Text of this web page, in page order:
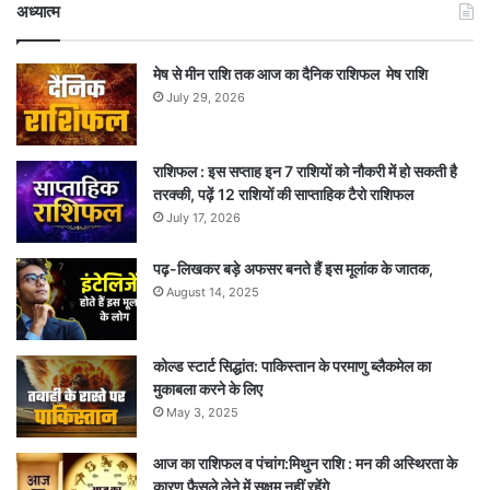
अध्यात्म
मेष से मीन राशि तक आज का दैनिक राशिफल मेष राशि
July 29, 2026
राशिफल : इस सप्ताह इन 7 राशियों को नौकरी में हो सकती है
तरक्की, पढ़ें 12 राशियों की साप्ताहिक टैरो राशिफल
July 17, 2026
पढ़-लिखकर बड़े अफसर बनते हैं इस मूलांक के जातक,
August 14, 2025
कोल्ड स्टार्ट सिद्धांत: पाकिस्तान के परमाणु ब्लैकमेल का
मुकाबला करने के लिए
May 3, 2025
आज का राशिफल व पंचांग:मिथुन राशि : मन की अस्थिरता के
कारण फैसले लेने में सक्षम नहीं रहेंगे